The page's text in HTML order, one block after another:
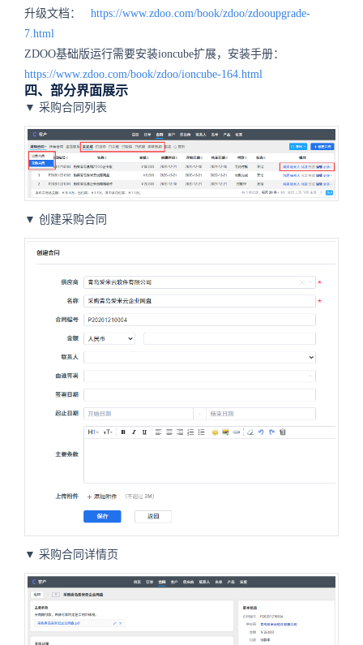
升级文档：
https://www.zdoo.com/book/zdoo/zdooupgrade-
7.html
ZDOO基础版运行需要安装ioncube扩展，安装手册：
https://www.zdoo.com/book/zdoo/ioncube-164.html
四、部分界面展示
▼ 采购合同列表
▼ 创建采购合同
▼ 采购合同详情页